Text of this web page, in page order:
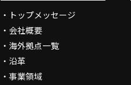
トップメッセージ
会社概要
海外拠点一覧
沿革
事業領域